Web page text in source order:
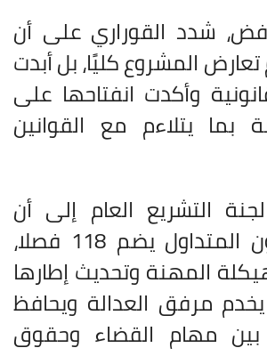
شدد القوراري على أن
تعارض المشروع كليًا، بل أبدت
وأكدت انفتاحها على
بما يتلاءم مع القوانين
التشريع العام إلى أن
مشروع القانون المتداول يضم 118 فصلا،
المهنة وتحديث إطارها
يخدم مرفق العدالة ويحافظ
بين مهام القضاء وحقوق